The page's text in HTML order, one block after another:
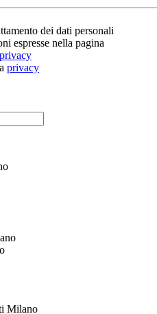
dei dati personali
espresse nella pagina
privacy
privacy